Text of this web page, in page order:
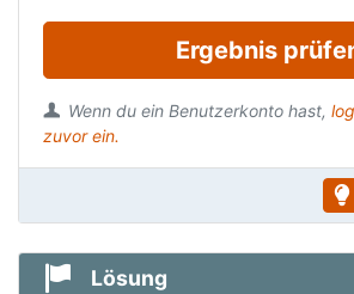
Ergebnis
Wenn du ein Benutzerkonto hast,
zuvor ein.
Lösung